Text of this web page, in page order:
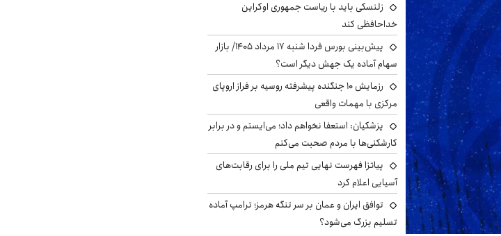
زلنسکی باید با ریاست جمهوری اوکراین
خداحافظی کند
پیش‌بینی بورس فردا شنبه ۱۷ مرداد ۱۴۰۵/ بازار
سهام آماده یک جهش دیگر است؟
رزمایش ۱۰ جنگنده پیشرفته روسیه بر فراز اروپای
مرکزی با مهمات واقعی
پزشکیان: استعفا نخواهم داد؛ می‌ایستم و در برابر
کارشکنی‌ها با مردم صحبت می‌کنم
پیاتزا فهرست نهایی تیم ملی را برای رقابت‌های
آسیایی اعلام کرد
توافق ایران و عمان بر سر تنگه هرمز؛ ترامپ آماده
تسلیم بزرگ می‌شود؟